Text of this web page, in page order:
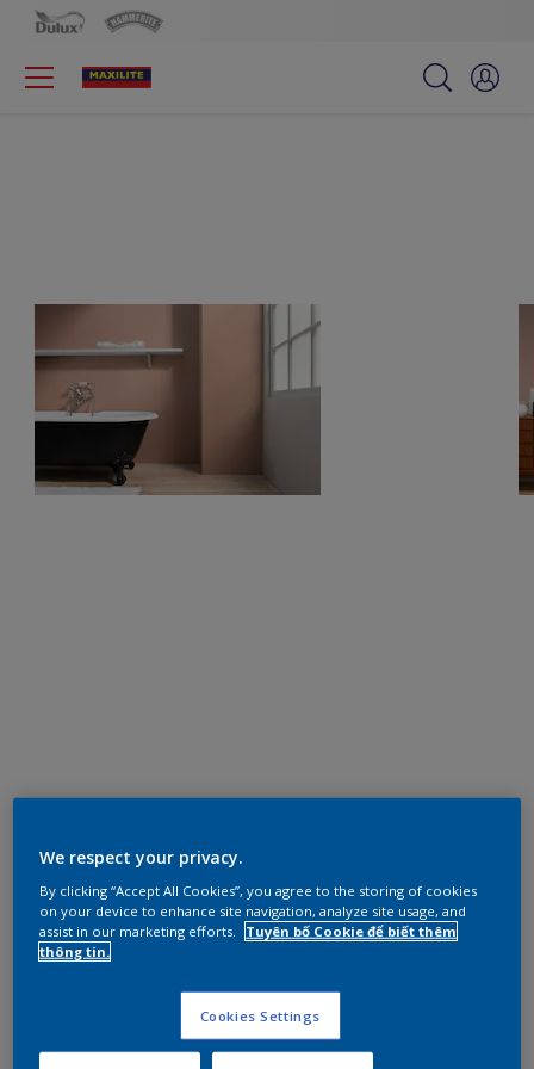
We respect your privacy.
By clicking “Accept All Cookies”, you agree to the storing of cookies
on your device to enhance site navigation, analyze site usage, and
assist in our marketing efforts.
Tuyên bố Cookie để biết thêm
thông tin.
Cookies Settings